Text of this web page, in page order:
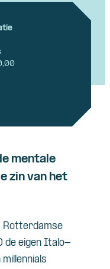
mentale
zin van het
Rotterdamse
de eigen Italo-